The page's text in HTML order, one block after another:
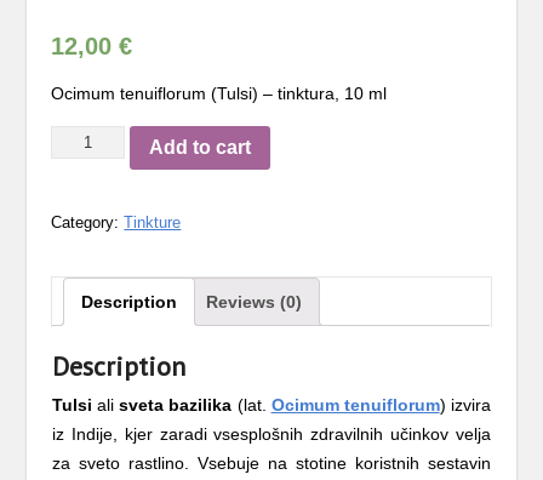
12,00€
Ocimum tenuiflorum (Tulsi) – tinktura, 10 ml
Ocimum
tenuiflorum
-
10
Add to cart
Category:Tinkture
Description Reviews (0)
Description
Tulsi alisveta bazilika (lat. Ocimum tenuiflorum) izvira
iz Indije, kjer zaradi vsesplošnih zdravilnih učinkov velja
za sveto rastlino. Vsebuje na stotine koristnih sestavin